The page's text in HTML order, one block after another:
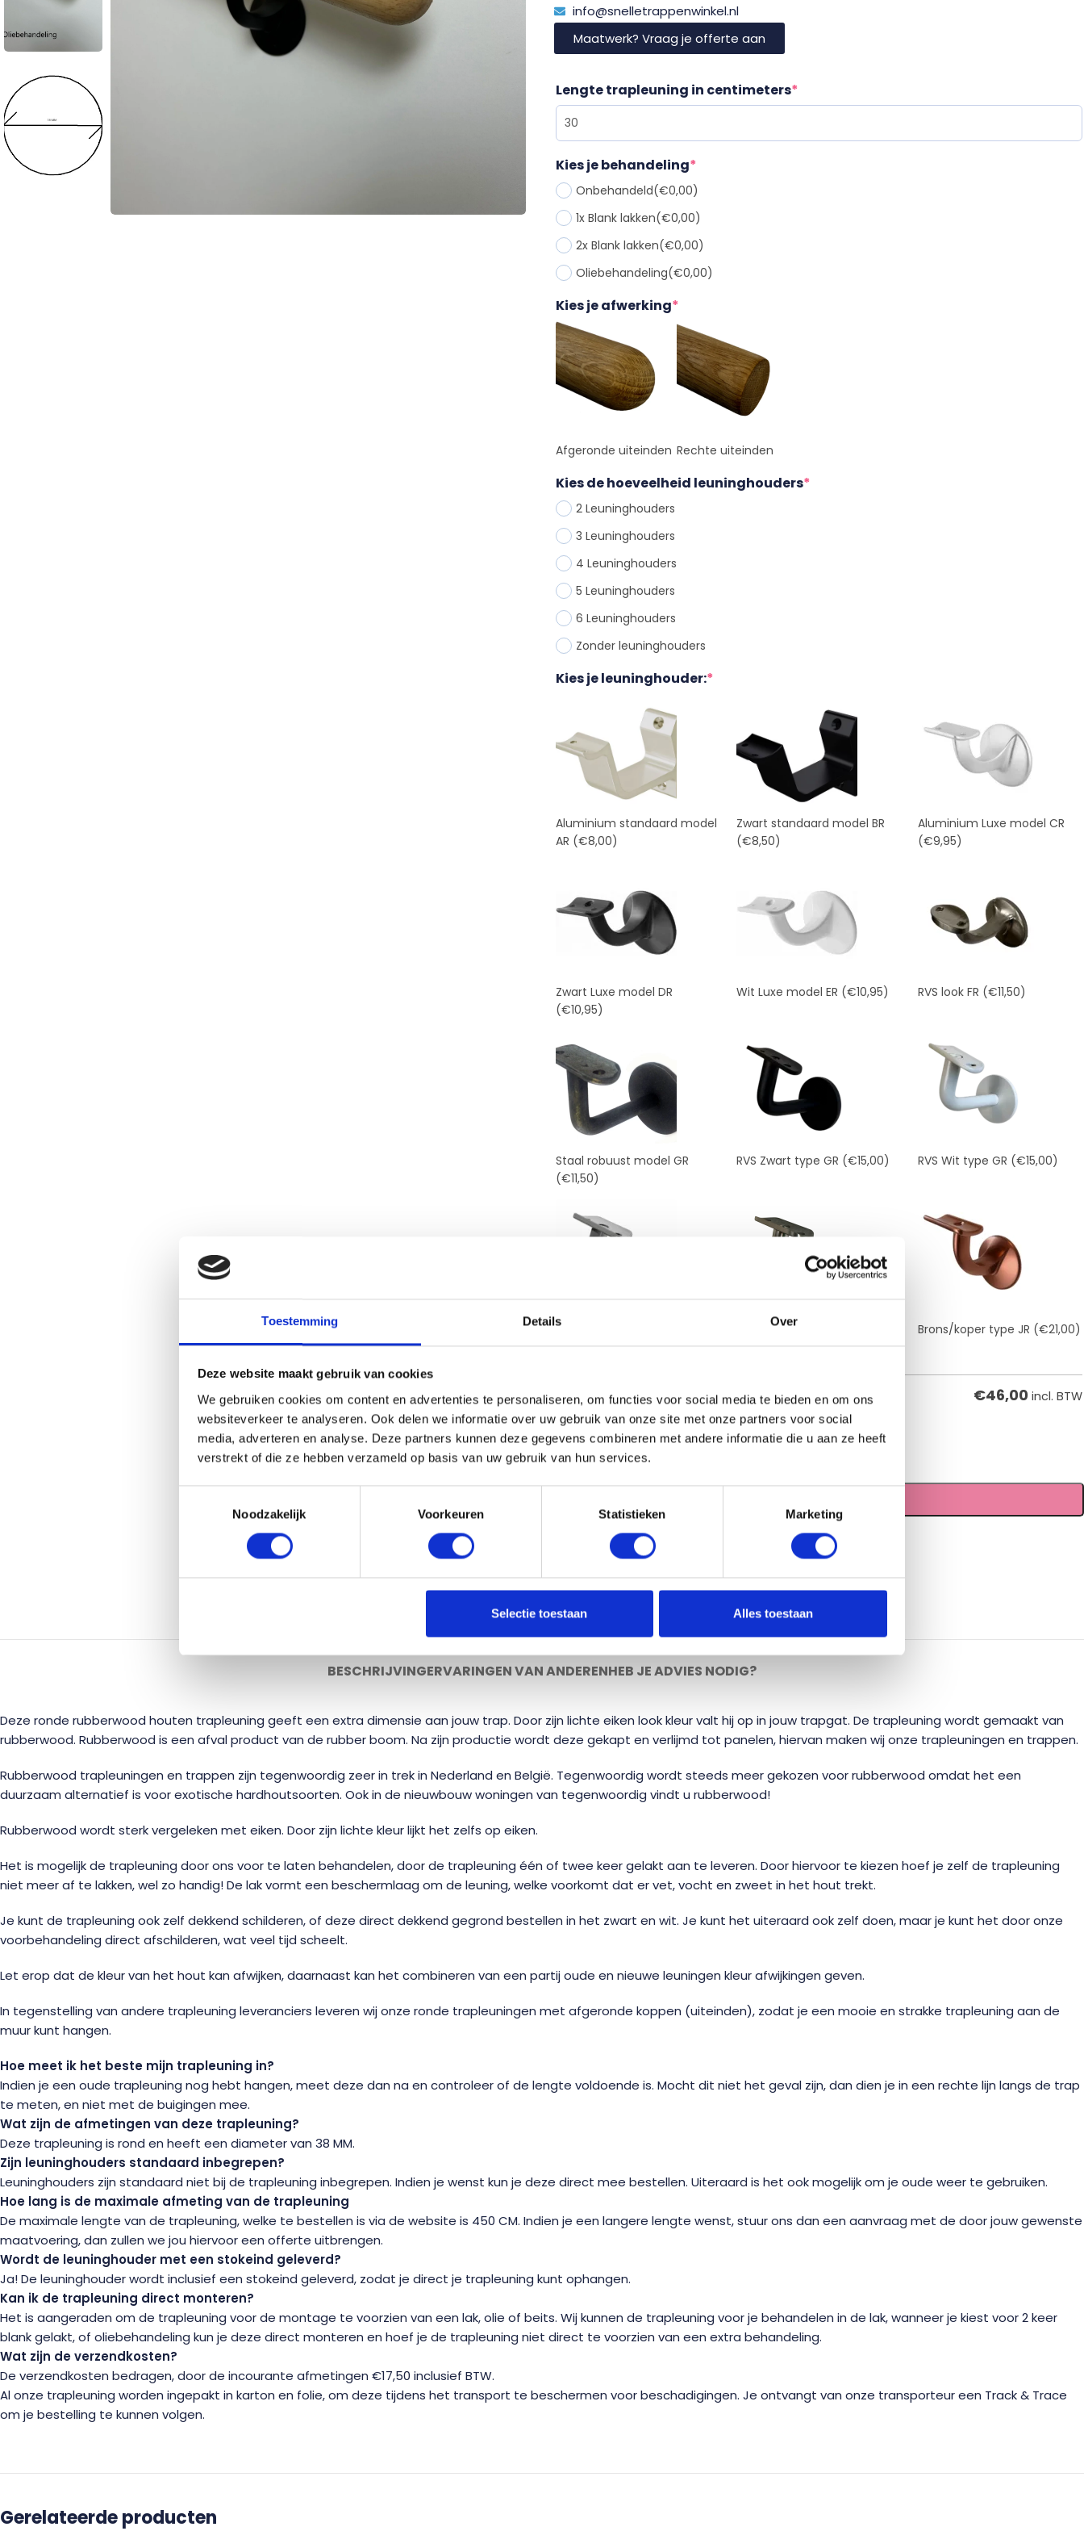
Toestemming Details Over
Deze website maakt gebruik van cookies
We gebruiken cookies om content en advertenties te personaliseren, om functies voor social media te bieden en om ons
websiteverkeer te analyseren. Ook delen we informatie over uw gebruik van onze site met onze partners voor social
media, adverteren en analyse. Deze partners kunnen deze gegevens combineren met andere informatie die u aan ze heeft
verstrekt of die ze hebben verzameld op basis van uw gebruik van hun services.
Noodzakelijk
Voorkeuren Statistieken Marketing
Selectie toestaan Alles toestaan
info@snelletrappenwinkel.nl
Maatwerk? Vraag je offerte aan
Lengte trapleuning in centimeters*
Kies je behandeling*
Onbehandeld(€0,00)
1x Blank lakken(€0,00)
2x Blank lakken(€0,00)
Oliebehandeling(€0,00)
Kies je afwerking*
Afgeronde uiteinden Rechte uiteinden
Kies de hoeveelheid leuninghouders*
2 Leuninghouders
3 Leuninghouders
4 Leuninghouders
5 Leuninghouders
6 Leuninghouders
Zonder leuninghouders
Kies je leuninghouder:*
Aluminium standaard model
AR (€8,00)
Zwart standaard model BR
(€8,50)
Aluminium Luxe model CR
(€9,95)
Zwart Luxe model DR
(€10,95)
Wit Luxe model ER (€10,95) RVS look FR (€11,50)
Staal robuust model GR
(€11,50)
RVS Zwart type GR (€15,00) RVS Wit type GR (€15,00)
RVS Grijs type GR RVS Type IR Brons/koper type JR (€21,00)
Totaal €46,00 incl. BTW
- +
Eenvoudigonline
samenstellen en bestellen
Diversehoutsoorten en stijlen
Gemaakt door een echte
BESCHRIJVINGERVARINGEN VAN ANDERENHEB JE ADVIES NODIG?
Deze ronde rubberwood houten trapleuning geeft een extra dimensie aan jouw trap. Door zijn lichte eiken look kleur valt hij op in jouw trapgat. De trapleuning wordt gemaakt van
rubberwood. Rubberwood is een afval product van de rubber boom. Na zijn productie wordt deze gekapt en verlijmd tot panelen, hiervan maken wij onze trapleuningen en trappen.
Rubberwood trapleuningen en trappen zijn tegenwoordig zeer in trek in Nederland en België. Tegenwoordig wordt steeds meer gekozen voor rubberwood omdat het een
duurzaam alternatief is voor exotische hardhoutsoorten. Ook in de nieuwbouw woningen van tegenwoordig vindt u rubberwood!
Rubberwood wordt sterk vergeleken met eiken. Door zijn lichte kleur lijkt het zelfs op eiken.
Het is mogelijk de trapleuning door ons voor te laten behandelen, door de trapleuning één of twee keer gelakt aan te leveren. Door hiervoor te kiezen hoef je zelf de trapleuning
niet meer af te lakken, wel zo handig! De lak vormt een beschermlaag om de leuning, welke voorkomt dat er vet, vocht en zweet in het hout trekt.
Je kunt de trapleuning ook zelf dekkend schilderen, of deze direct dekkend gegrond bestellen in het zwart en wit. Je kunt het uiteraard ook zelf doen, maar je kunt het door onze
voorbehandeling direct afschilderen, wat veel tijd scheelt.
Let erop dat de kleur van het hout kan afwijken, daarnaast kan het combineren van een partij oude en nieuwe leuningen kleur afwijkingen geven.
In tegenstelling van andere trapleuning leveranciers leveren wij onze ronde trapleuningen met afgeronde koppen (uiteinden), zodat je een mooie en strakke trapleuning aan de
muur kunt hangen.
Hoe meet ik het beste mijn trapleuning in?
Indien je een oude trapleuning nog hebt hangen, meet deze dan na en controleer of de lengte voldoende is. Mocht dit niet het geval zijn, dan dien je in een rechte lijn langs de trap
te meten, en niet met de buigingen mee.
Wat zijn de afmetingen van deze trapleuning?
Deze trapleuning is rond en heeft een diameter van 38 MM.
Zijn leuninghouders standaard inbegrepen?
Leuninghouders zijn standaard niet bij de trapleuning inbegrepen. Indien je wenst kun je deze direct mee bestellen. Uiteraard is het ook mogelijk om je oude weer te gebruiken.
Hoe lang is de maximale afmeting van de trapleuning
De maximale lengte van de trapleuning, welke te bestellen is via de website is 450 CM. Indien je een langere lengte wenst, stuur ons dan een aanvraag met de door jouw gewenste
maatvoering, dan zullen we jou hiervoor een offerte uitbrengen.
Wordt de leuninghouder met een stokeind geleverd?
Ja! De leuninghouder wordt inclusief een stokeind geleverd, zodat je direct je trapleuning kunt ophangen.
Kan ik de trapleuning direct monteren?
Het is aangeraden om de trapleuning voor de montage te voorzien van een lak, olie of beits. Wij kunnen de trapleuning voor je behandelen in de lak, wanneer je kiest voor 2 keer
blank gelakt, of oliebehandeling kun je deze direct monteren en hoef je de trapleuning niet direct te voorzien van een extra behandeling.
Wat zijn de verzendkosten?
De verzendkosten bedragen, door de incourante afmetingen €17,50 inclusief BTW.
Al onze trapleuning worden ingepakt in karton en folie, om deze tijdens het transport te beschermen voor beschadigingen. Je ontvangt van onze transporteur een Track & Trace
om je bestelling te kunnen volgen.
Gerelateerde producten